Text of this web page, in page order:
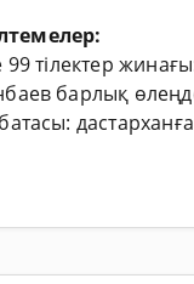
99 тілектер
барлық